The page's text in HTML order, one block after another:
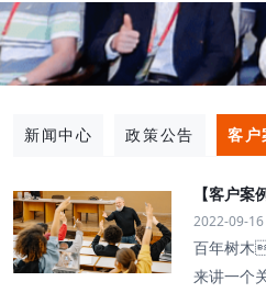
新闻中心 政策公告 客户
【客户
育一代人
2022-09-16
百年树
来讲一个